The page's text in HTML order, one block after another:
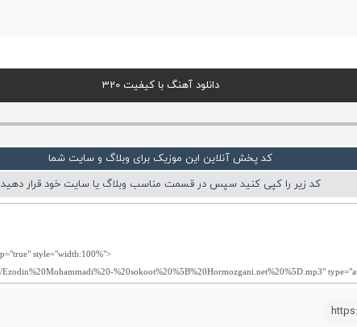
دانلود آهنگ با کیفیت 320
کد پخش آنلاین این موزیک برای وبلاگ و سایت شما
کد زیر را کپی کنید سپس در قسمت مناسب وبلاگ یا سایت خود قرار دهید